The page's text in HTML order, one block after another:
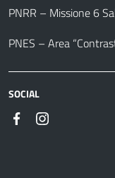
PNRR – Missione 6
PNES – Area
SOCIAL